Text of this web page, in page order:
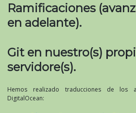
Ramificaciones
en adelante).
Git en nuestro(s)
servidore(s).
Hemos realizado traducciones de los
DigitalOcean: